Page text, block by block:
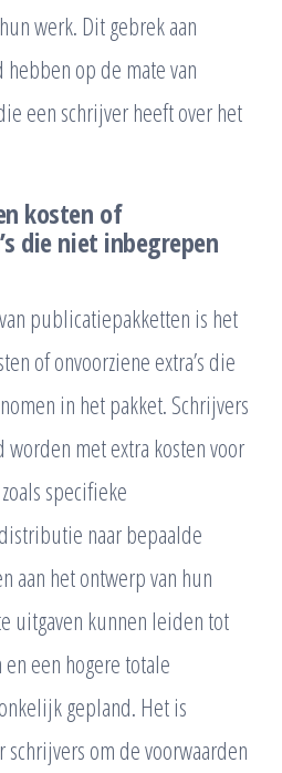
werk. Dit gebrek aan
op de mate van
een schrijver heeft over het
kosten of
die niet inbegrepen
publicatiepakketten is het
of onvoorziene extra’s die
in het pakket. Schrijvers
met extra kosten voor
specifieke
naar bepaalde
aan het ontwerp van hun
uitgaven kunnen leiden tot
een hogere totale
gepland. Het is
om de voorwaarden